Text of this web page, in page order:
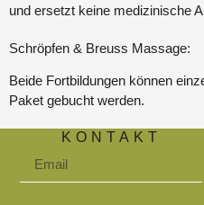
und ersetzt keine medizinische
Schröpfen & Breuss Massage:
Beide Fortbildungen können
Paket gebucht werden.
KONTAKT